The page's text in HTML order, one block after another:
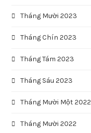
Tháng Mười 2023
Tháng Chín 2023
Tháng Tám 2023
Tháng Sáu 2023
Tháng Mười Một 2022
Tháng Mười 2022